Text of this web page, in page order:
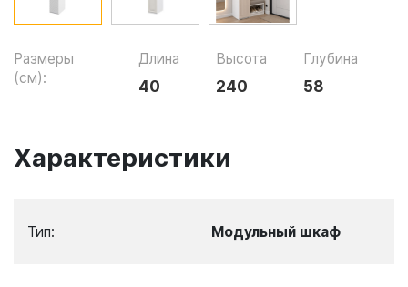
Размеры
(см):
Длина
40
Высота
240
Глубина
58
Характеристики
Тип: Модульный шкаф